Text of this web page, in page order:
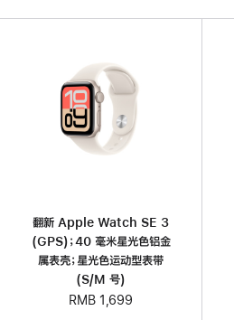
览
翻新 Apple Watch SE 3
(GPS)；40 毫米星光色铝金
属表壳；星光色运动型表带
(S/M 号)
RMB 1,699